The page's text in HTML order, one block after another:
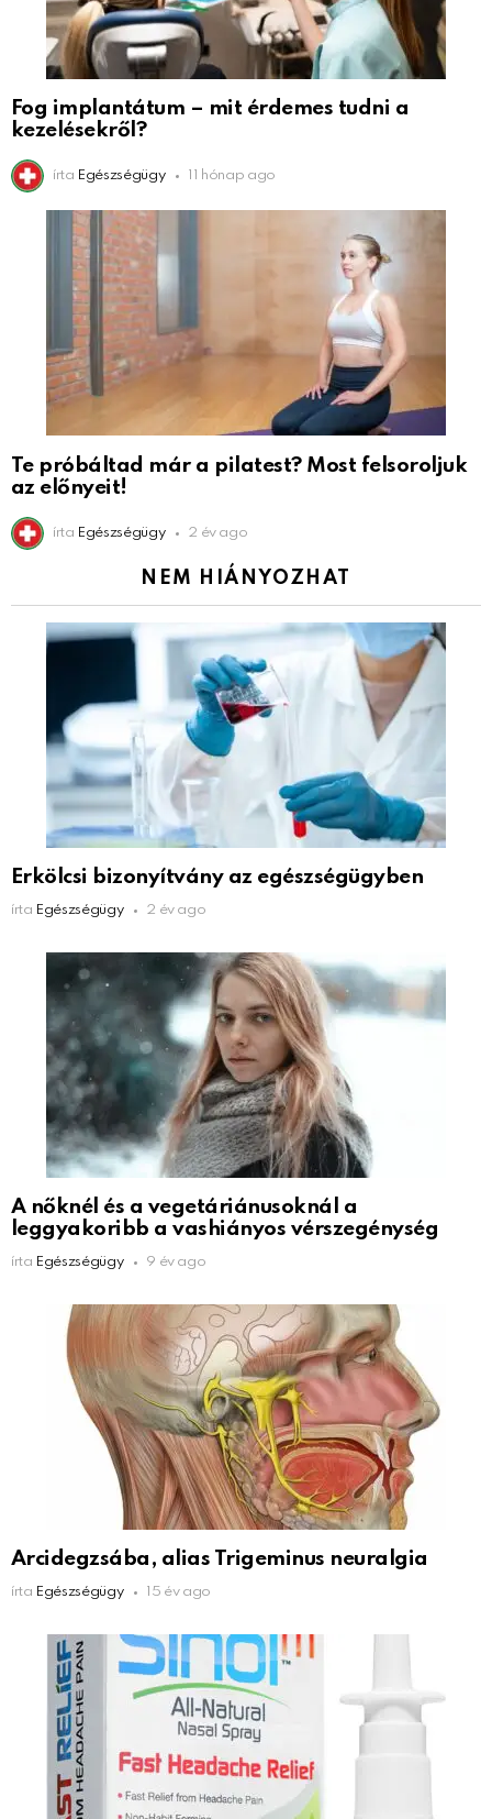
Fog implantátum – mit érdemes tudni a
kezelésekről?
írta Egészségügy 11 hónap ago
Te próbáltad már a pilatest? Most felsoroljuk
az előnyeit!
írta Egészségügy 2 év ago
NEM HIÁNYOZHAT
Erkölcsi bizonyítvány az egészségügyben
írta Egészségügy 2 év ago
A nőknél és a vegetáriánusoknál a
leggyakoribb a vashiányos vérszegénység
írta Egészségügy 9 év ago
Arcidegzsába, alias Trigeminus neuralgia
írta Egészségügy 15 év ago